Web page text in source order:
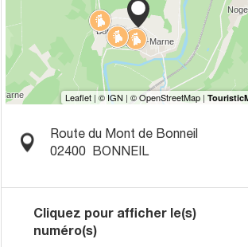
Route du Mont de Bonneil
02400 BONNEIL
Cliquez pour afficher le(s)
numéro(s)